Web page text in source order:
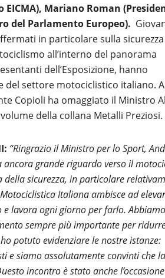
Mariano Roman
del Parlamento Europeo).
in particolare sulla
all’interno del panorama
dell’Esposizione, hanno
del settore motociclistico italiano. A
Copioli ha omaggiato il Ministro
della collana Metalli Preziosi.
“Ringrazio il Ministro per lo Sport,
grande riguardo verso il
della sicurezza, in particolare
Italiana ambisce ad
lavora ogni giorno per farlo.
sempre più importante per
potuto evidenziare le nostre istanze:
e siamo assolutamente convinti che la
incontro è stato anche